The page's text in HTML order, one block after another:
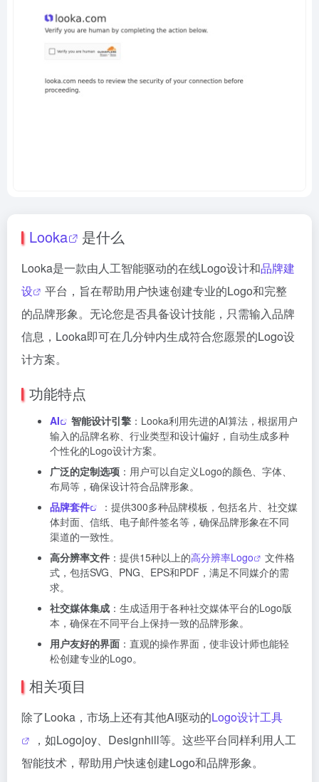
Looka 是什么
Looka是一款由人工智能驱动的在线Logo设计和品牌建
设
平台，旨在帮助用户快速创建专业的Logo和完整
的品牌形象。无论您是否具备设计技能，只需输入品牌
信息，Looka即可在几分钟内生成符合您愿景的Logo设
计方案。
功能特点
AI 智能设计引擎 ：Looka利用先进的AI算法，根据用户
输入的品牌名称、行业类型和设计偏好，自动生成多种
个性化的Logo设计方案。
广泛的定制选项 ：用户可以自定义Logo的颜色、字体、
布局等，确保设计符合品牌形象。
品牌套件
：提供300多种品牌模板，包括名片、社交媒
体封面、信纸、电子邮件签名等，确保品牌形象在不同
渠道的一致性。
高分辨率文件 ：提供15种以上的高分辨率Logo
文件格
式，包括SVG、PNG、EPS和PDF，满足不同媒介的需
求。
社交媒体集成 ：生成适用于各种社交媒体平台的Logo版
本，确保在不同平台上保持一致的品牌形象。
用户友好的界面 ：直观的操作界面，使非设计师也能轻
松创建专业的Logo。
相关项目
除了Looka，市场上还有其他AI驱动的Logo设计工具
，如Logojoy、Designhill等。这些平台同样利用人工
智能技术，帮助用户快速创建Logo和品牌形象。